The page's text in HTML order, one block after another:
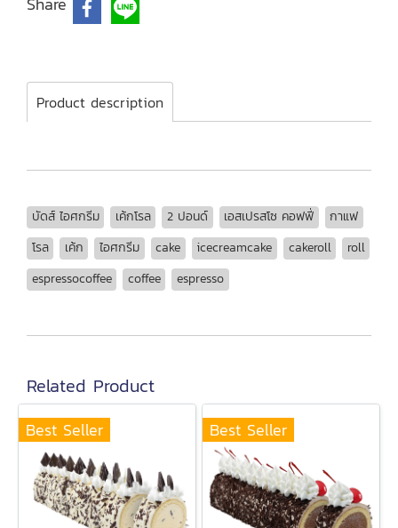
Product description
บัดส์ ไอศกรีม เค้กโรล 2 ปอนด์ เอสเปรสโซ คอฟฟี่
กาแฟ
โรล
เค้ก ไอศกรีม cake icecreamcake cakeroll
roll
espressocoffee
coffee espresso
Related Product
Best Seller Best Seller